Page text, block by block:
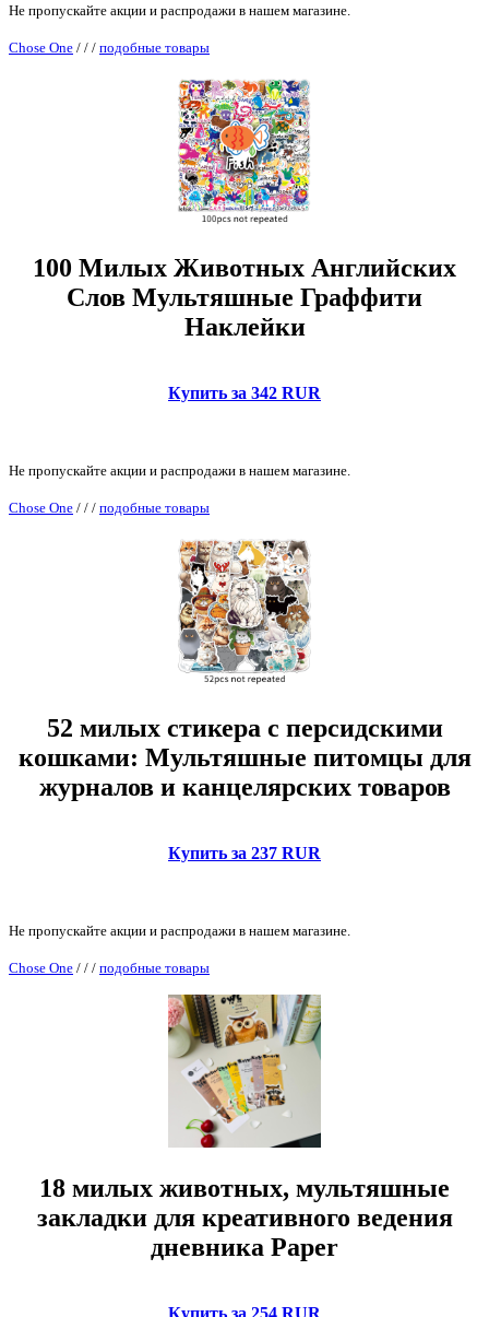
Не пропускайте акции и распродажи в нашем магазине.
Chose One / / / подобные товары
100 Милых Животных Английских
Слов Мультяшные Граффити
Наклейки
Купить за 342 RUR
Не пропускайте акции и распродажи в нашем магазине.
Chose One / / / подобные товары
52 милых стикера с персидскими
кошками: Мультяшные питомцы для
журналов и канцелярских товаров
Купить за 237 RUR
Не пропускайте акции и распродажи в нашем магазине.
Chose One / / / подобные товары
18 милых животных, мультяшные
закладки для креативного ведения
дневника Paper
Купить за 254 RUR